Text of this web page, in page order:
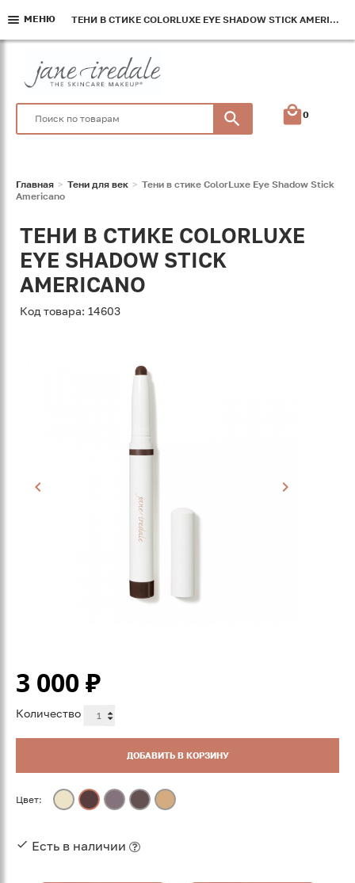
0
Главная Тени для век
Тени в стике ColorLuxe Eye Shadow Stick
Americano
ТЕНИ В СТИКЕ COLORLUXE
EYE SHADOW STICK
AMERICANO
Код товара: 14603
3 000₽
Количество
ДОБАВИТЬ В КОРЗИНУ
Цвет:
Есть в наличии
МЕНЮ ТЕНИ В СТИКЕ COLORLUXE EYE SHADOW STICK AMERICANO
МЕНЮ ТЕНИ В СТИКЕ COLORLUXE EYE SHADOW STICK AMERICANO
МЕНЮ ТЕНИ В СТИКЕ COLORLUXE EYE SHADOW STICK AMERICANO